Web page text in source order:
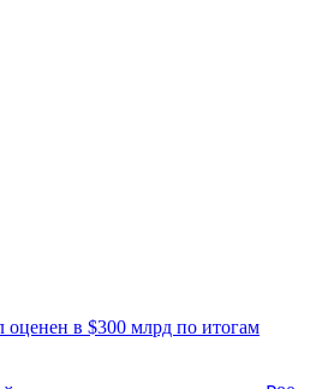
оценен в $300 млрд по итогам